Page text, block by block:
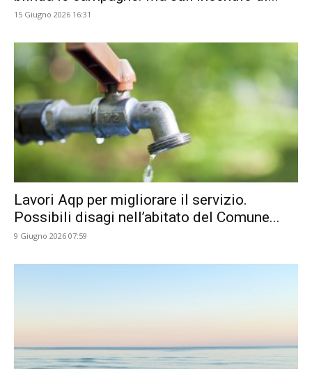
15 Giugno 2026 16:31
Lavori Aqp per migliorare il servizio.
Possibili disagi nell’abitato del Comune...
9 Giugno 2026 07:59